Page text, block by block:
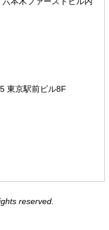
東京駅前ビル8F
reserved.